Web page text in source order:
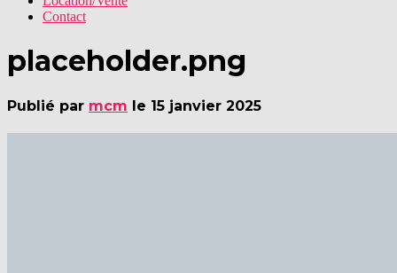
Contact
placeholder.png
Publié par mcm le 15 janvier 2025